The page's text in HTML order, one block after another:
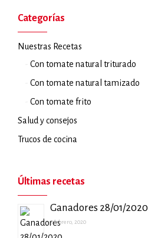
Categorías
Nuestras Recetas
Con tomate natural triturado
Con tomate natural tamizado
Con tomate frito
Salud y consejos
Trucos de cocina
Últimas recetas
Ganadores 28/01/2020
5 febrero, 2020